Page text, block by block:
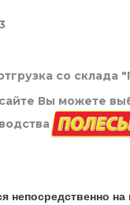
со
Вы можете